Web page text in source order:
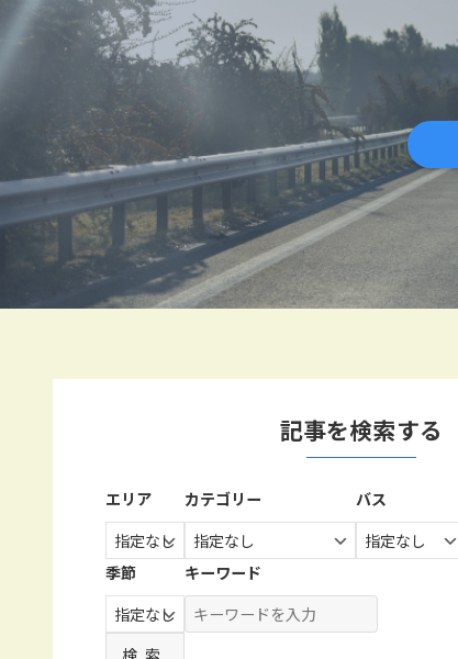
記事を検索する
エリア カテゴリー バス
季節 キーワード